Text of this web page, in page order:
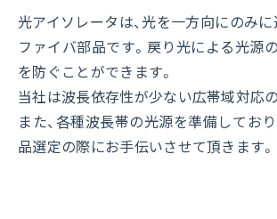
光アイソレータは、光を一方向にのみ
ファイバ部品です。戻り光による光源
を防ぐことができます。
当社は波長依存性が少ない広帯域対応
また、各種波長帯の光源を準備してお
品選定の際にお手伝いさせて頂きます。